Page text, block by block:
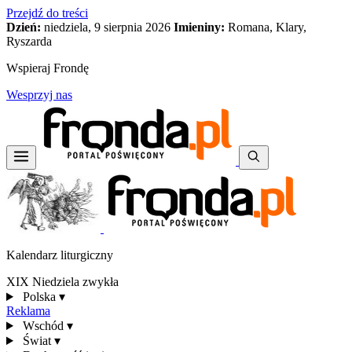
Przejdź do treści
Dzień: niedziela, 9 sierpnia 2026 Imieniny: Romana, Klary,
Ryszarda
Wspieraj Frondę
Wesprzyj nas
Kalendarz liturgiczny
XIX Niedziela zwykła
Polska ▾
Reklama
Wschód ▾
Świat ▾